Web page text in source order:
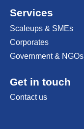
Services
Scaleups & SMEs
Corporates
Government & NGOs
Get in touch
Contact us